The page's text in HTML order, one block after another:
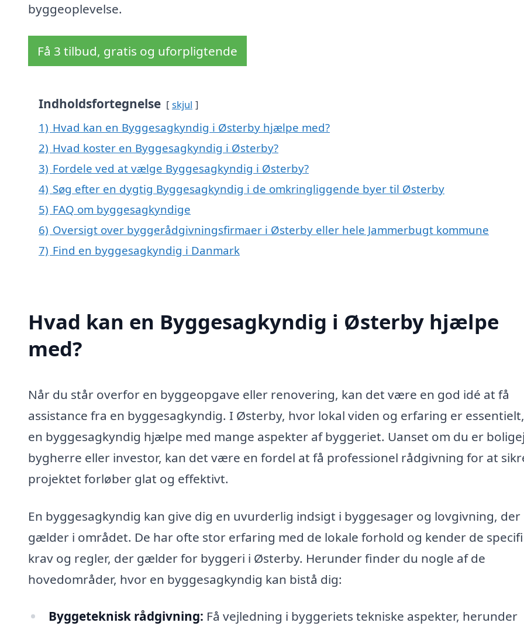
byggeoplevelse.
Få 3 tilbud, gratis og uforpligtende
Indholdsfortegnelse skjul
1) Hvad kan en Byggesagkyndig i Østerby hjælpe med?
2) Hvad koster en Byggesagkyndig i Østerby?
3) Fordele ved at vælge Byggesagkyndig i Østerby?
4) Søg efter en dygtig Byggesagkyndig i de omkringliggende byer til Østerby
5) FAQ om byggesagkyndige
6) Oversigt over byggerådgivningsfirmaer i Østerby eller hele Jammerbugt kommune
7) Find en byggesagkyndig i Danmark
Hvad kan en Byggesagkyndig i Østerby hjælpe
med?
Når du står overfor en byggeopgave eller renovering, kan det være en god idé at få
assistance fra en byggesagkyndig. I Østerby, hvor lokal viden og erfaring er
en byggesagkyndig hjælpe med mange aspekter af byggeriet. Uanset om du er
bygherre eller investor, kan det være en fordel at få professionel rådgivning for at
projektet forløber glat og effektivt.
En byggesagkyndig kan give dig en uvurderlig indsigt i byggesager og lovgivning, der
gælder i området. De har ofte stor erfaring med de lokale forhold og kender de
krav og regler, der gælder for byggeri i Østerby. Herunder finder du nogle af de
hovedområder, hvor en byggesagkyndig kan bistå dig:
Byggeteknisk rådgivning: Få vejledning i byggeriets tekniske aspekter, herunder